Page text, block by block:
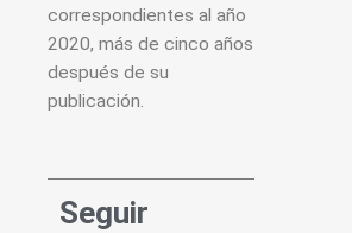
correspondientes al año
2020, más de cinco años
después de su
publicación.
Seguir